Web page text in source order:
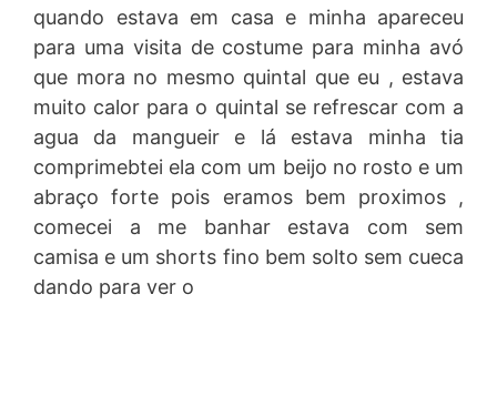
quando estava em casa e minha apareceu
para uma visita de costume para minha avó
que mora no mesmo quintal que eu , estava
muito calor para o quintal se refrescar com a
agua da mangueir e lá estava minha tia
comprimebtei ela com um beijo no rosto e um
abraço forte pois eramos bem proximos ,
comecei a me banhar estava com sem
camisa e um shorts fino bem solto sem cueca
dando para ver o